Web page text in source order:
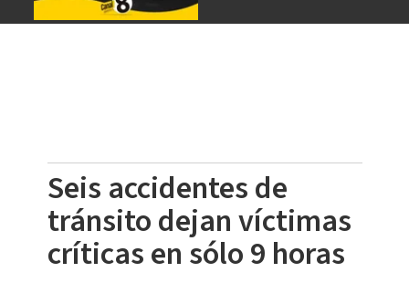
Seis accidentes de
tránsito dejan víctimas
críticas en sólo 9 horas